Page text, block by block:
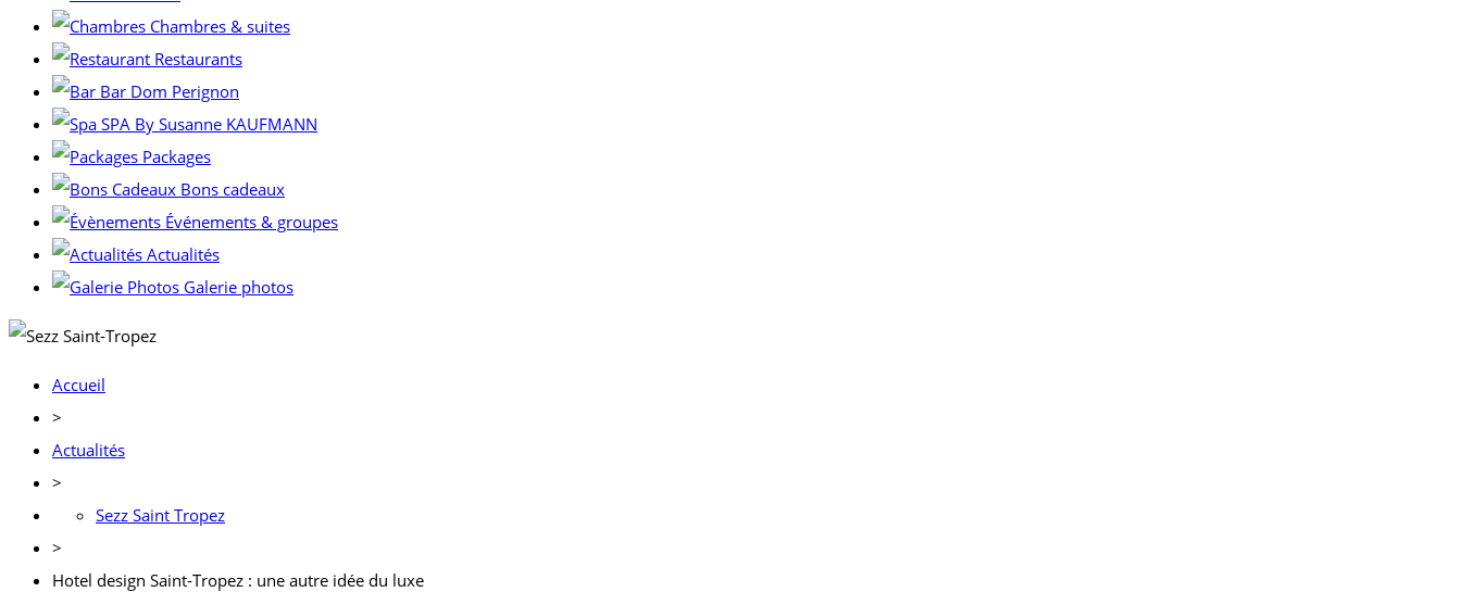
Chambres & suites
Restaurants
Bar Dom Perignon
SPA By Susanne KAUFMANN
Packages
Bons cadeaux
Événements & groupes
Actualités
Galerie photos
Accueil
>
Actualités
>
Sezz Saint Tropez
>
Hotel design Saint-Tropez : une autre idée du luxe